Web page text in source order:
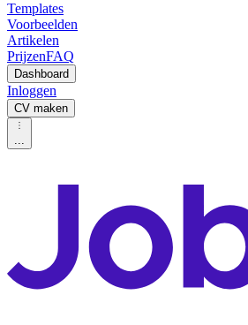
Templates
Voorbeelden
Artikelen
PrijzenFAQ
Dashboard
Inloggen
CV maken
...